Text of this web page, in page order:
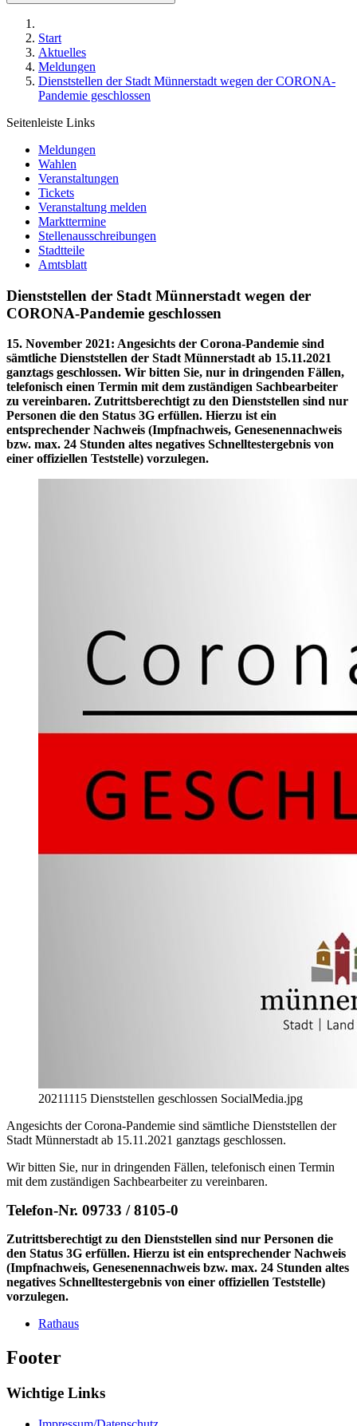
Start
Aktuelles
Meldungen
Dienststellen der Stadt Münnerstadt wegen der CORONA-
Pandemie geschlossen
Seitenleiste Links
Meldungen
Wahlen
Veranstaltungen
Tickets
Veranstaltung melden
Markttermine
Stellenausschreibungen
Stadtteile
Amtsblatt
Dienststellen der Stadt Münnerstadt wegen der
CORONA-Pandemie geschlossen
15. November 2021: Angesichts der Corona-Pandemie sind
sämtliche Dienststellen der Stadt Münnerstadt ab 15.11.2021
ganztags geschlossen. Wir bitten Sie, nur in dringenden Fällen,
telefonisch einen Termin mit dem zuständigen Sachbearbeiter
zu vereinbaren. Zutrittsberechtigt zu den Dienststellen sind nur
Personen die den Status 3G erfüllen. Hierzu ist ein
entsprechender Nachweis (Impfnachweis, Genesenennachweis
bzw. max. 24 Stunden altes negatives Schnelltestergebnis von
einer offiziellen Teststelle) vorzulegen.
20211115 Dienststellen geschlossen SocialMedia.jpg
Angesichts der Corona-Pandemie sind sämtliche Dienststellen der
Stadt Münnerstadt ab 15.11.2021 ganztags geschlossen.
Wir bitten Sie, nur in dringenden Fällen, telefonisch einen Termin
mit dem zuständigen Sachbearbeiter zu vereinbaren.
Telefon-Nr. 09733 / 8105-0
Zutrittsberechtigt zu den Dienststellen sind nur Personen die
den Status 3G erfüllen. Hierzu ist ein entsprechender Nachweis
(Impfnachweis, Genesenennachweis bzw. max. 24 Stunden altes
negatives Schnelltestergebnis von einer offiziellen Teststelle)
vorzulegen.
Rathaus
Footer
Wichtige Links